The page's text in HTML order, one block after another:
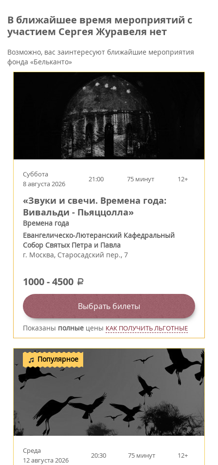
В ближайшее время мероприятий с
участием Сергея Журавеля нет
Возможно, вас заинтересуют ближайшие мероприятия
фонда «Бельканто»
Суббота
8 августа 2026
21:00 75 минут 12+
«Звуки и свечи. Времена года:
Вивальди - Пьяццолла»
Времена года
Евангелическо-Лютеранский Кафедральный
Собор Святых Петра и Павла
г. Москва, Старосадский пер., 7
1000-4500 a
Выбрать билеты
Показаны полные цены КАК ПОЛУЧИТЬ ЛЬГОТНЫЕ
Популярное
Среда
12 августа 2026
20:30 75 минут 12+